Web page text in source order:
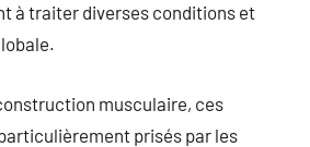
à traiter diverses conditions et
musculaire, ces
prisés par les